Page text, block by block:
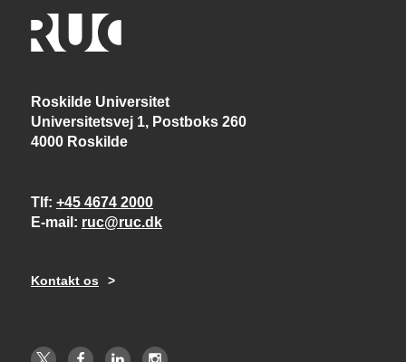
Roskilde Universitet
Universitetsvej 1, Postboks 260
4000 Roskilde
Tlf +45 4674 2000
E-mail
ruc@ruc.dk
Kontakt os